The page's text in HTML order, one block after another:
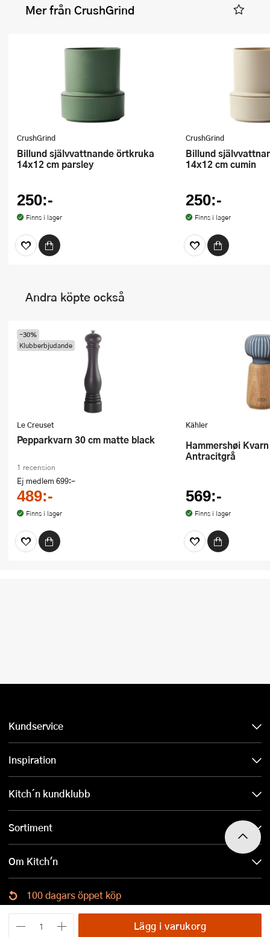
Lägg i varukorg
Mer från CrushGrind
CrushGrind
Billund självvattnande örtkruka
14x12 cm parsley
250:-
Finns i lager
CrushGrind
Billund självvattnande örtkruka
14x12 cm cumin
250:-
Finns i lager
Andra köpte också
Le Creuset
Pepparkvarn 30 cm matte black
1 recension
Ej medlem 699:-
489:-
Finns i lager
-30%
Klubberbjudande
Kähler
Hammershøi Kvarn 14 cm
Antracitgrå
569:-
Finns i lager
Kundservice
Inspiration
Kitch´n kundklubb
Sortiment
Om Kitch'n
100 dagars öppet köp
Ladda ned Kitch´n-appen